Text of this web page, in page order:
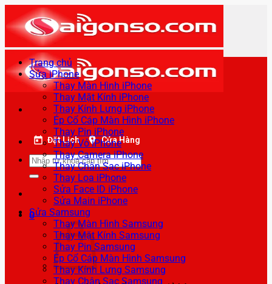
qua
nội
dung
Đặt Lịch Cửa Hàng
Tìm
kiếm:
0
Trang chủ
Sửa iPhone
Thay Màn Hình iPhone
Thay Mặt Kính iPhone
Thay Kính Lưng iPhone
Ép Cổ Cáp Màn Hình iPhone
Thay Pin iPhone
Thay Vỏ iPhone
Thay Camera iPhone
Thay Chân Sạc iPhone
Thay Loa iPhone
Sửa Face ID iPhone
Sửa Main iPhone
Sửa Samsung
Thay Màn Hình Samsung
Thay Mặt Kính Samsung
Thay Pin Samsung
Ép Cổ Cáp Màn Hình Samsung
Thay Kính Lưng Samsung
Thay Chân Sạc Samsung